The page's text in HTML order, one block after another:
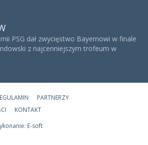
PSG dał zwycięstwo Bayernowi w finale
z najcenniejszym trofeum w
PARTNERZY
KONTAKT
E-soft